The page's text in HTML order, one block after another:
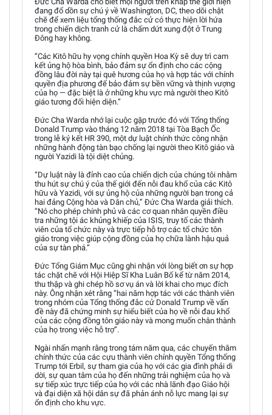
đang đổ dồn sự chú ý về Washington, DC, theo dõi chặt
chẽ để xem liệu tổng thống đắc cử có thực hiện lời hứa
trong chiến dịch tranh cử là chấm dứt xung đột ở Trung
Đông hay không.
“Các Kitô hữu hy vọng chính quyền Hoa Kỳ sẽ duy trì cam
kết ủng hộ hòa bình, bảo đảm sự ổn định cho các cộng
đồng lâu đời này tại quê hương của họ và hợp tác với chính
quyền địa phương để bảo đảm sự bền vững và thịnh vượng
của họ — đặc biệt là ở những khu vực mà người theo Kitô
giáo tương đối hiện diện.”
Đức Cha Warda nhớ lại cuộc gặp trước đó với Tổng thống
Donald Trump vào tháng 12 năm 2018 tại Tòa Bạch Ốc
trong lễ ký kết HR 390, một dự luật chính thức công nhận
những hành động tàn bạo chống lại người theo Kitô giáo và
người Yazidi là tội diệt chủng.
“Dự luật này là đỉnh cao của chiến dịch của chúng tôi nhằm
thu hút sự chú ý của thế giới đến nỗi đau khổ của các Kitô
hữu và Yazidi, với sự ủng hộ của những người bạn trong cả
hai đảng Cộng hòa và Dân chủ,” Đức Cha Warda giải thích.
“Nó cho phép chính phủ và các cơ quan nhân quyền điều
tra những tội ác khủng khiếp của ISIS, truy tố các thành
viên của tổ chức này và trực tiếp hỗ trợ các tổ chức tôn
giáo trong việc giúp cộng đồng của họ chữa lành hậu quả
của sự tàn phá.”
Đức Tổng Giám Mục cũng ghi nhận với lòng biết ơn sự hợp
tác chặt chẽ với Hội Hiệp Sĩ Kha Luân Bố kể từ năm 2014,
thu thập và ghi chép hồ sơ vụ án và lời khai cho mục đích
này. Ông nhận xét rằng “hai năm hợp tác với các thành viên
trong nhóm của Tổng thống đắc cử Donald Trump về vấn
đề này đã chứng minh sự hiểu biết của họ về nỗi đau khổ
của các cộng đồng tôn giáo này và mong muốn chân thành
của họ trong việc hỗ trợ”.
Ngài nhấn mạnh rằng trong tám năm qua, các chuyến thăm
chính thức của các cựu thành viên chính quyền Tổng thống
Trump tới Erbil, sự tham gia của họ với các gia đình phải di
dời, sự quan tâm của họ đến những trải nghiệm của họ và
sự tiếp xúc trực tiếp của họ với các nhà lãnh đạo Giáo hội
và đại diện xã hội dân sự đã phản ánh nỗ lực mang lại sự
ổn định cho khu vực.